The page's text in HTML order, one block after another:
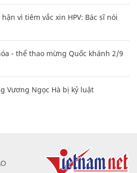
vì tiêm vắc xin HPV: Bác sĩ nói
- thể thao mừng Quốc khánh 2/9
Vương Ngọc Hà bị kỷ luật